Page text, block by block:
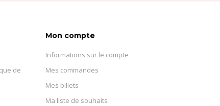
de
Mon compte
Informations sur le compte
Mes commandes
Mes billets
Ma liste de souhaits